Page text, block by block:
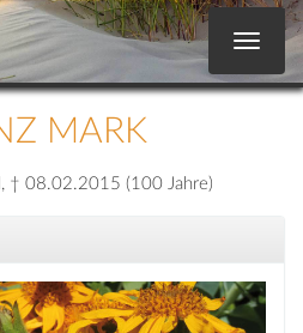
Toggle
MARK
† 08.02.2015 (100 Jahre)